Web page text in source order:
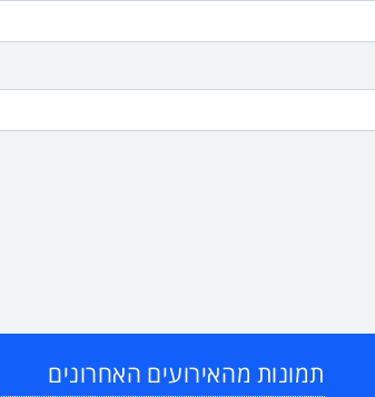
תמונות מהאירועים האחרונים